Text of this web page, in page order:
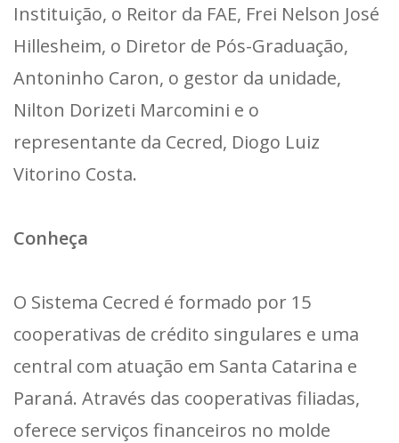
Instituição, o Reitor da FAE, Frei Nelson José
Hillesheim, o Diretor de Pós-Graduação,
Antoninho Caron, o gestor da unidade,
Nilton Dorizeti Marcomini e o
representante da Cecred, Diogo Luiz
Vitorino Costa.
Conheça
O Sistema Cecred é formado por 15
cooperativas de crédito singulares e uma
central com atuação em Santa Catarina e
Paraná. Através das cooperativas filiadas,
oferece serviços financeiros no molde